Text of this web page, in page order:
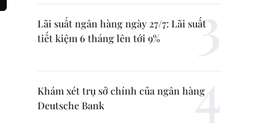
Lãi suất ngân hàng ngày 27/7: Lãi suất
tiết kiệm 6 tháng lên tới 9%
Khám xét trụ sở chính của ngân hàng
Deutsche Bank